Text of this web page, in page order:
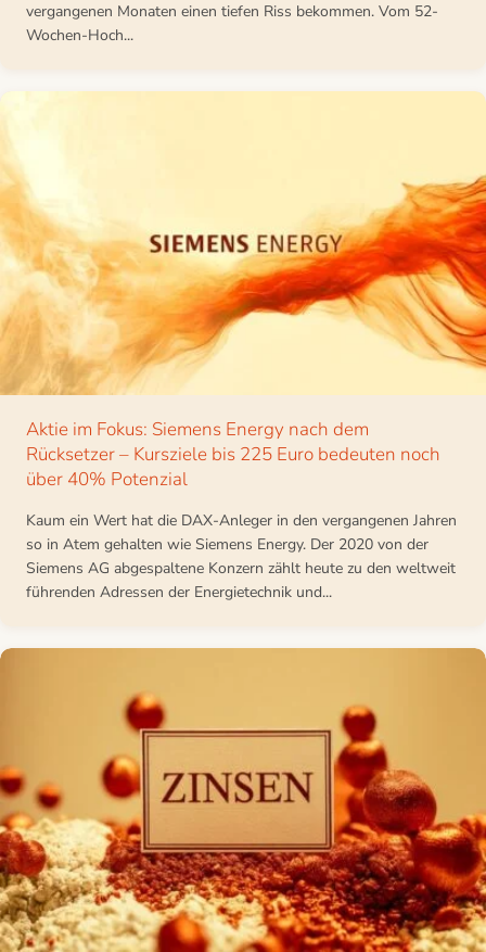
vergangenen Monaten einen tiefen Riss bekommen. Vom 52-
Wochen-Hoch...
Aktie im Fokus: Siemens Energy nach dem
Rücksetzer – Kursziele bis 225 Euro bedeuten noch
über 40% Potenzial
Kaum ein Wert hat die DAX-Anleger in den vergangenen Jahren
so in Atem gehalten wie Siemens Energy. Der 2020 von der
Siemens AG abgespaltene Konzern zählt heute zu den weltweit
führenden Adressen der Energietechnik und...